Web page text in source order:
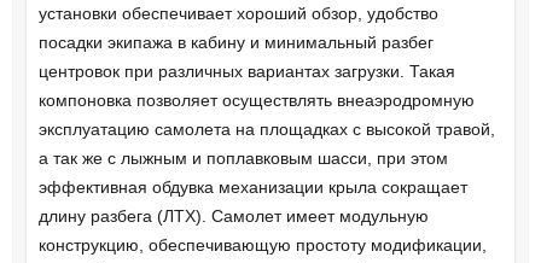
установки обеспечивает хороший обзор, удобство
посадки экипажа в кабину и минимальный разбег
центровок при различных вариантах загрузки. Такая
компоновка позволяет осуществлять внеаэродромную
эксплуатацию самолета на площадках с высокой травой,
а так же с лыжным и поплавковым шасси, при этом
эффективная обдувка механизации крыла сокращает
длину разбега (ЛТХ). Самолет имеет модульную
конструкцию, обеспечивающую простоту модификации,